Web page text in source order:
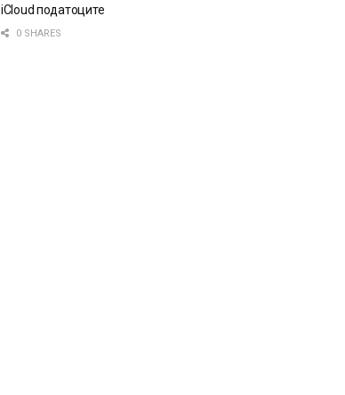
iCloud податоците
0 SHARES